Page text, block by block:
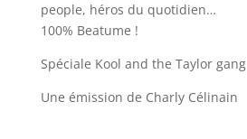
people, héros du quotidien…
100% Beatume !
Spéciale Kool and the Taylor gang
Une émission de Charly Célinain